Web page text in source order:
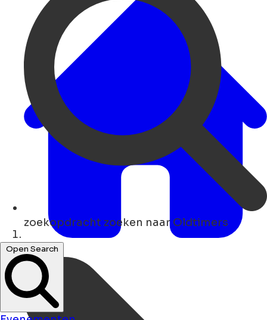
zoekopdracht zoeken naar Oldtimers
Open Search
Thuis